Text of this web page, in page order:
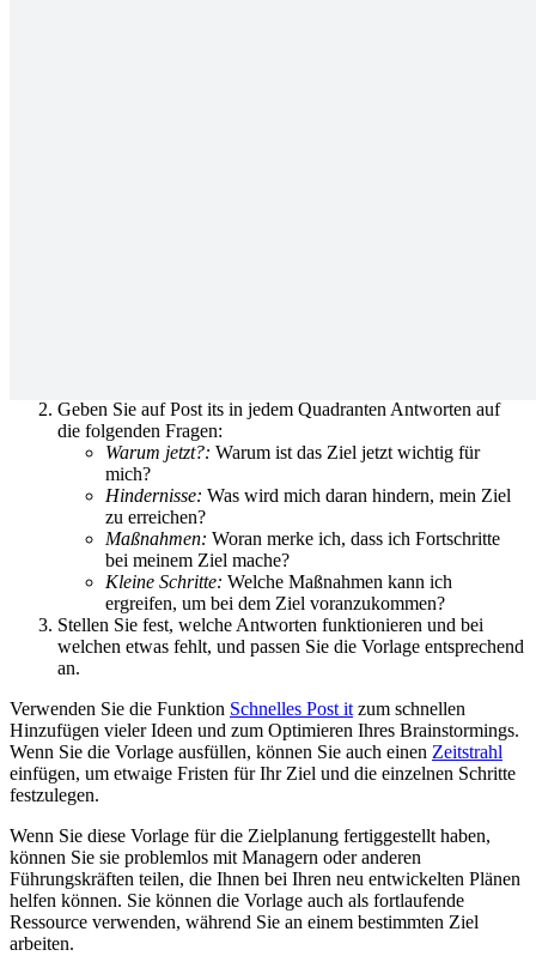
Geben Sie auf Post its in jedem Quadranten Antworten auf
die folgenden Fragen:
Warum jetzt?: Warum ist das Ziel jetzt wichtig für
mich?
Hindernisse: Was wird mich daran hindern, mein Ziel
zu erreichen?
Maßnahmen: Woran merke ich, dass ich Fortschritte
bei meinem Ziel mache?
Kleine Schritte: Welche Maßnahmen kann ich
ergreifen, um bei dem Ziel voranzukommen?
Stellen Sie fest, welche Antworten funktionieren und bei
welchen etwas fehlt, und passen Sie die Vorlage entsprechend
an.
Verwenden Sie die Funktion Schnelles Post it zum schnellen
Hinzufügen vieler Ideen und zum Optimieren Ihres Brainstormings.
Wenn Sie die Vorlage ausfüllen, können Sie auch einen Zeitstrahl
einfügen, um etwaige Fristen für Ihr Ziel und die einzelnen Schritte
festzulegen.
Wenn Sie diese Vorlage für die Zielplanung fertiggestellt haben,
können Sie sie problemlos mit Managern oder anderen
Führungskräften teilen, die Ihnen bei Ihren neu entwickelten Plänen
helfen können. Sie können die Vorlage auch als fortlaufende
Ressource verwenden, während Sie an einem bestimmten Ziel
arbeiten.